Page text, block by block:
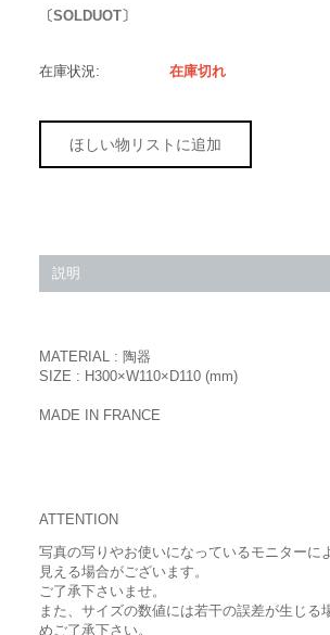
〔SOLDUOT〕
在庫状況: 在庫切れ
ほしい物リストに追加
説明
MATERIAL : 陶器
SIZE : H300×W110×D110 (mm)
MADE IN FRANCE
ATTENTION
写真の写りやお使いになっているモニターに
見える場合がございます。
ご了承下さいませ。
また、サイズの数値には若干の誤差が生じる
めご了承下さい。